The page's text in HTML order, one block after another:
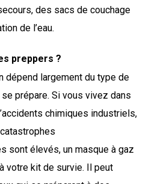
des sacs de couchage
de l’eau.
preppers ?
dépend largement du type de
prépare. Si vous vivez dans
chimiques industriels,
sont élevés, un masque à gaz
votre kit de survie. Il peut